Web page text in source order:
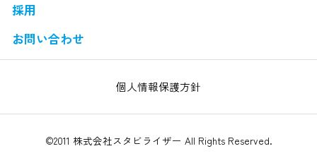
採用
お問い合わせ
個人情報保護方針
©2011 株式会社スタビライザー All Rights Reserved.